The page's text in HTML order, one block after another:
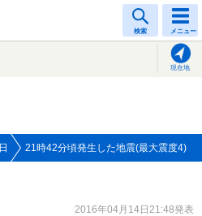
検索 メニュー
現在地
21時42分頃発生した地震(最大震度4)
2016年04月14日21:48発表